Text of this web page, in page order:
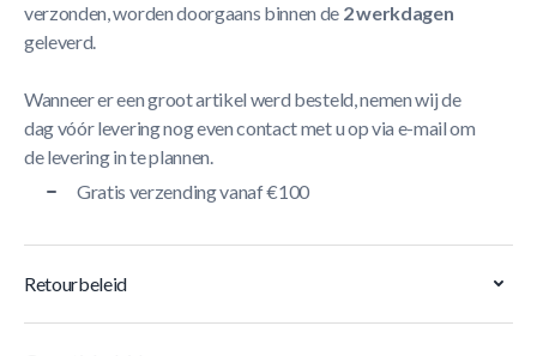
verzonden, worden doorgaans binnen de 2 werkdagen
geleverd.
Wanneer er een groot artikel werd besteld, nemen wij de
dag vóór levering nog even contact met u op via e-mail om
de levering in te plannen.
Gratis verzending vanaf €100
Retourbeleid